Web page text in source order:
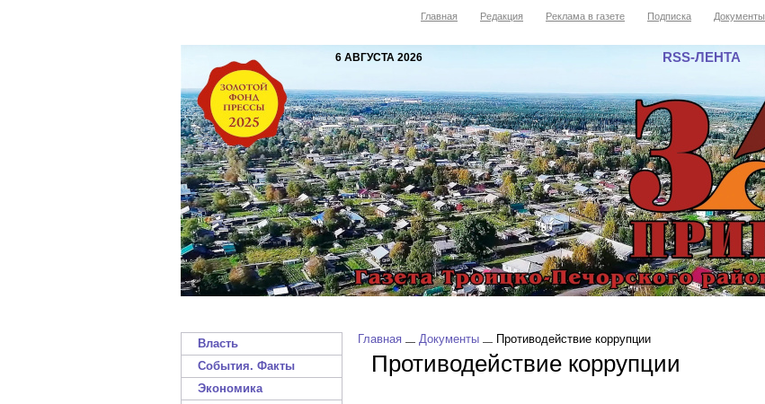
Главная Редакция Реклама в газете Подписка Документы
6 АВГУСТА 2026 RSS-ЛЕНТА
Власть
События. Факты
Экономика
Главная Документы Противодействие коррупции
Противодействие коррупции